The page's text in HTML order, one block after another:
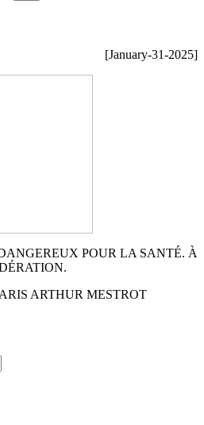
[January-31-2025]
POUR LA SANTÉ. À